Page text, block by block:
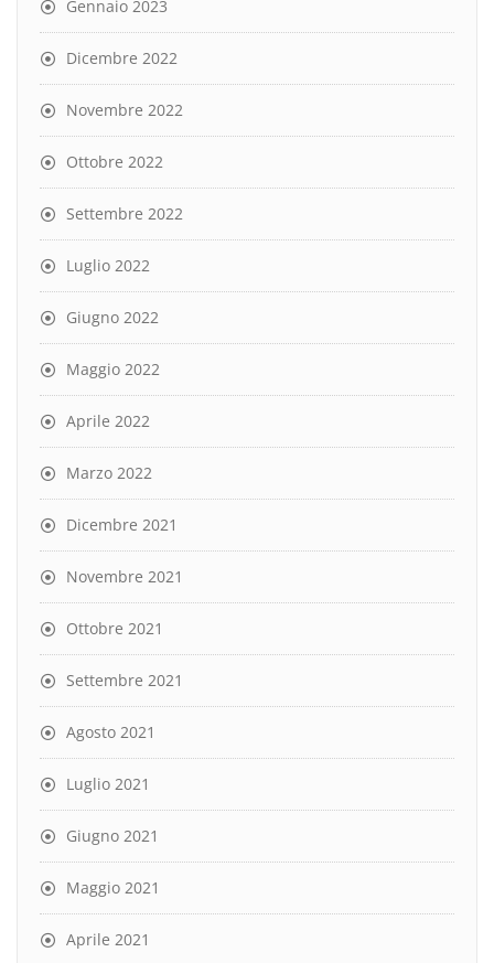
Gennaio 2023
Dicembre 2022
Novembre 2022
Ottobre 2022
Settembre 2022
Luglio 2022
Giugno 2022
Maggio 2022
Aprile 2022
Marzo 2022
Dicembre 2021
Novembre 2021
Ottobre 2021
Settembre 2021
Agosto 2021
Luglio 2021
Giugno 2021
Maggio 2021
Aprile 2021